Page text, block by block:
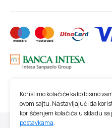
Koristimo kolačiće kako bismo
ovom sajtu. Nastavljajući da
korišćenjem kolačića u skladu sa
postavkama.